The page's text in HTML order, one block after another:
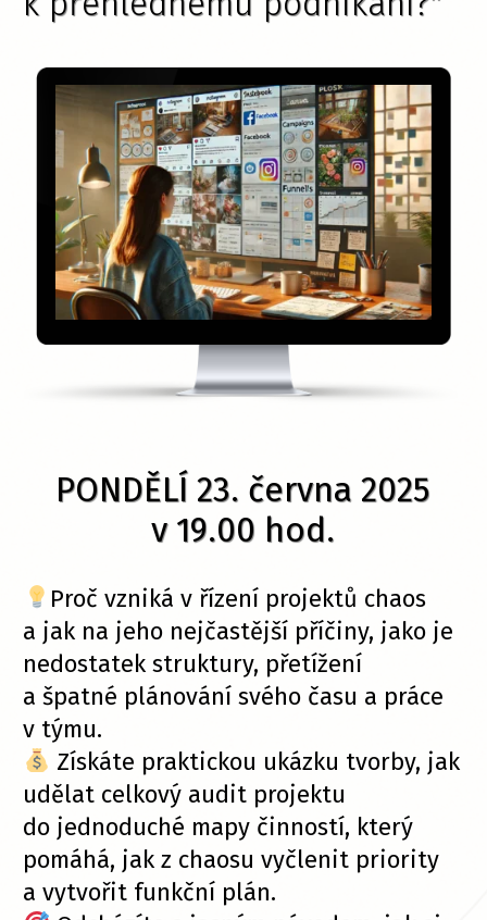
PONDĚLÍ 23. června 2025
v 19.00 hod.
Proč vzniká v řízení projektů chaos
a jak na jeho nejčastější příčiny, jako je
nedostatek struktury, přetížení
a špatné plánování svého času a práce
v týmu.
Získáte praktickou ukázku tvorby, jak
udělat celkový audit projektu
do jednoduché mapy činností, který
pomáhá, jak z chaosu vyčlenit priority
a vytvořit funkční plán.